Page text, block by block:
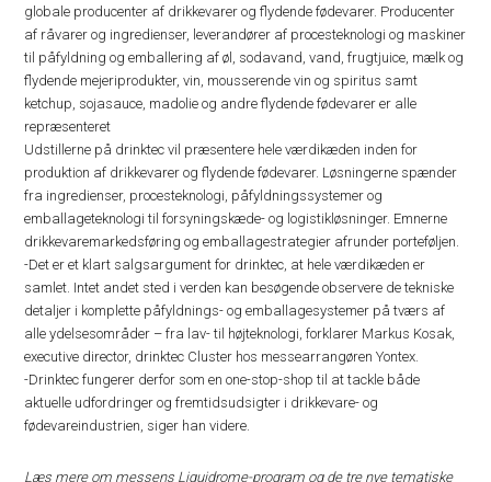
globale producenter af drikkevarer og flydende fødevarer. Producenter
af råvarer og ingredienser, leverandører af procesteknologi og maskiner
til påfyldning og emballering af øl, sodavand, vand, frugtjuice, mælk og
flydende mejeriprodukter, vin, mousserende vin og spiritus samt
ketchup, sojasauce, madolie og andre flydende fødevarer er alle
repræsenteret
Udstillerne på drinktec vil præsentere hele værdikæden inden for
produktion af drikkevarer og flydende fødevarer. Løsningerne spænder
fra ingredienser, procesteknologi, påfyldningssystemer og
emballageteknologi til forsyningskæde- og logistikløsninger. Emnerne
drikkevaremarkedsføring og emballagestrategier afrunder porteføljen.
-Det er et klart salgsargument for drinktec, at hele værdikæden er
samlet. Intet andet sted i verden kan besøgende observere de tekniske
detaljer i komplette påfyldnings- og emballagesystemer på tværs af
alle ydelsesområder – fra lav- til højteknologi, forklarer Markus Kosak,
executive director, drinktec Cluster hos messearrangøren Yontex.
-Drinktec fungerer derfor som en one-stop-shop til at tackle både
aktuelle udfordringer og fremtidsudsigter i drikkevare- og
fødevareindustrien, siger han videre.
Læs mere om messens Liquidrome-program og de tre nye tematiske